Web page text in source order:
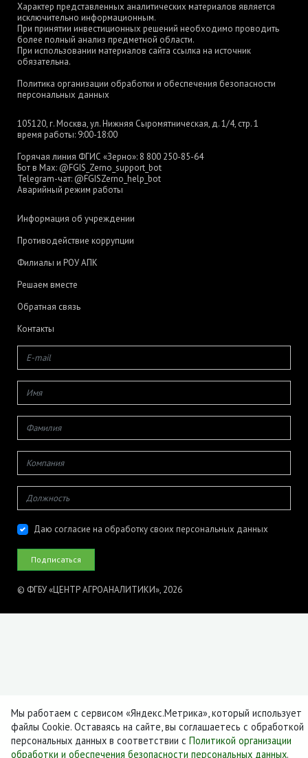
Характер представленных аналитических материалов является
исключительно информационным.
При принятии инвестиционных решений необходимо проводить
более полный анализ предметной области.
При использовании материалов сайта ссылка на источник
обязательна.
Политика организации обработки и обеспечения безопасности
персональных данных
105120, г. Москва, ул. Нижняя Сыромятническая, д. 1/4, стр. 1
время работы: 9:00-18:00
Горячая линия ФГИС «Зерно»: 8 800 250-85-64
Бот в Max: @FGIS_Zerno_support_bot
Telegram-чат: @FGISZerno_help_bot
Аварийный режим работы
Информация об учреждении
Противодействие коррупции
Филиалы и РОУ АПК
Решаем вместе
Обратная связь
Контакты
Даю согласие на обработку своих персональных данных
© ФГБУ «ЦЕНТР АГРОАНАЛИТИКИ», 2026
Мы работаем с сервисом «Яндекс.Метрика», который использует
файлы Cookie. Оставаясь на сайте, вы соглашаетесь с обработкой
персональных данных в соответствии с Политикой организации
обработки и обеспечения безопасности персональных данных.